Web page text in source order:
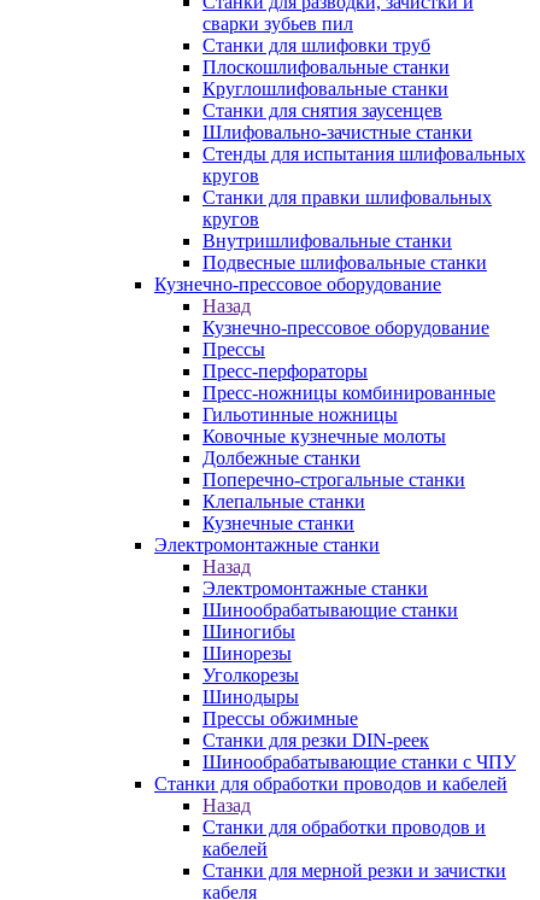
сварки зубьев пил
Станки для шлифовки труб
Плоскошлифовальные станки
Круглошлифовальные станки
Станки для снятия заусенцев
Шлифовально-зачистные станки
Стенды для испытания шлифовальных
кругов
Станки для правки шлифовальных
кругов
Внутришлифовальные станки
Подвесные шлифовальные станки
Кузнечно-прессовое оборудование
Назад
Кузнечно-прессовое оборудование
Прессы
Пресс-перфораторы
Пресс-ножницы комбинированные
Гильотинные ножницы
Ковочные кузнечные молоты
Долбежные станки
Поперечно-строгальные станки
Клепальные станки
Кузнечные станки
Электромонтажные станки
Назад
Электромонтажные станки
Шинообрабатывающие станки
Шиногибы
Шинорезы
Уголкорезы
Шинодыры
Прессы обжимные
Станки для резки DIN-реек
Шинообрабатывающие станки с ЧПУ
Станки для обработки проводов и кабелей
Назад
Станки для обработки проводов и
кабелей
Станки для мерной резки и зачистки
кабеля